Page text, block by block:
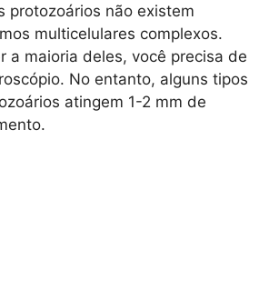
protozoários não existem
multicelulares complexos.
a maioria deles, você precisa de
No entanto, alguns tipos
atingem 1-2 mm de